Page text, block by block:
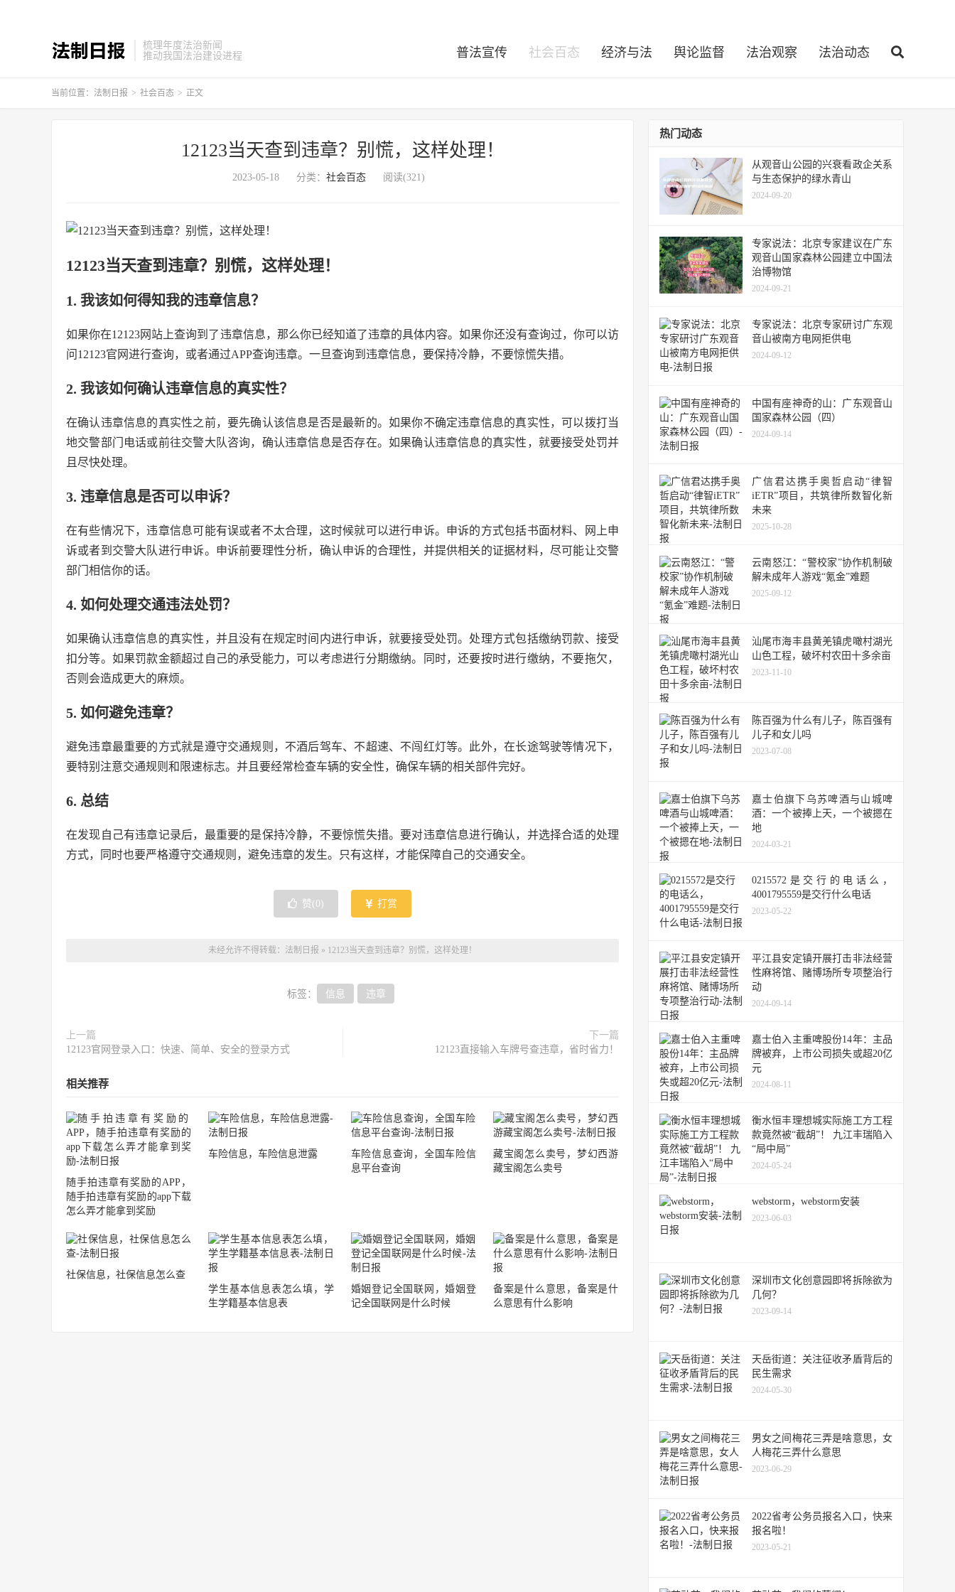
梳理年度法治新闻
推动我国法治建设进程
普法宣传 社会百态 经济与法 舆论监督 法治观察 法治动态
当前位置： 法制日报 > 社会百态 > 正文
12123当天查到违章？别慌，这样处理！
2023-05-18 分类： 社会百态 阅读(321)
12123当天查到违章？别慌，这样处理！
1. 我该如何得知我的违章信息？
如果你在12123网站上查询到了违章信息，那么你已经知道了违章的具体内容。如果你还没有查询过，你可以访
问12123官网进行查询，或者通过APP查询违章。一旦查询到违章信息，要保持冷静，不要惊慌失措。
2. 我该如何确认违章信息的真实性？
在确认违章信息的真实性之前，要先确认该信息是否是最新的。如果你不确定违章信息的真实性，可以拨打当
地交警部门电话或前往交警大队咨询，确认违章信息是否存在。如果确认违章信息的真实性，就要接受处罚并
且尽快处理。
3. 违章信息是否可以申诉？
在有些情况下，违章信息可能有误或者不太合理，这时候就可以进行申诉。申诉的方式包括书面材料、网上申
诉或者到交警大队进行申诉。申诉前要理性分析，确认申诉的合理性，并提供相关的证据材料，尽可能让交警
部门相信你的话。
4. 如何处理交通违法处罚？
如果确认违章信息的真实性，并且没有在规定时间内进行申诉，就要接受处罚。处理方式包括缴纳罚款、接受
扣分等。如果罚款金额超过自己的承受能力，可以考虑进行分期缴纳。同时，还要按时进行缴纳，不要拖欠，
否则会造成更大的麻烦。
5. 如何避免违章？
避免违章最重要的方式就是遵守交通规则，不酒后驾车、不超速、不闯红灯等。此外，在长途驾驶等情况下，
要特别注意交通规则和限速标志。并且要经常检查车辆的安全性，确保车辆的相关部件完好。
6. 总结
在发现自己有违章记录后，最重要的是保持冷静，不要惊慌失措。要对违章信息进行确认，并选择合适的处理
方式，同时也要严格遵守交通规则，避免违章的发生。只有这样，才能保障自己的交通安全。
赞( 0 ) 打赏
未经允许不得转载： 法制日报 » 12123当天查到违章？别慌，这样处理！
标签： 信息 违章
上一篇
12123官网登录入口：快速、简单、安全的登录方式
下一篇
12123直接输入车牌号查违章，省时省力！
相关推荐
随手拍违章有奖励的APP，
随手拍违章有奖励的app下载
怎么弄才能拿到奖励
车险信息，车险信息泄露
车险信息查询，全国车险信
息平台查询
藏宝阁怎么卖号，梦幻西游
藏宝阁怎么卖号
社保信息，社保信息怎么查
学生基本信息表怎么填，学
生学籍基本信息表
婚姻登记全国联网，婚姻登
记全国联网是什么时候
备案是什么意思，备案是什
么意思有什么影响
热门动态
从观音山公园的兴衰看政企关系
与生态保护的绿水青山
2024-09-20
专家说法：北京专家建议在广东
观音山国家森林公园建立中国法
治博物馆
2024-09-21
专家说法：北京专家研讨广东观
音山被南方电网拒供电
2024-09-12
中国有座神奇的山：广东观音山
国家森林公园（四）
2024-09-14
广信君达携手奥哲启动“律智
iETR”项目，共筑律所数智化新
未来
2025-10-28
云南怒江：“警校家”协作机制破
解未成年人游戏“氪金”难题
2025-09-12
汕尾市海丰县黄羌镇虎噉村湖光
山色工程，破坏村农田十多余亩
2023-11-10
陈百强为什么有儿子，陈百强有
儿子和女儿吗
2023-07-08
嘉士伯旗下乌苏啤酒与山城啤
酒：一个被捧上天，一个被摁在
地
2024-03-21
0215572是交行的电话么，
4001795559是交行什么电话
2023-05-22
平江县安定镇开展打击非法经营
性麻将馆、赌博场所专项整治行
动
2024-09-14
嘉士伯入主重啤股份14年：主品
牌被弃，上市公司损失或超20亿
元
2024-08-11
衡水恒丰理想城实际施工方工程
款竟然被“截胡”！ 九江丰瑞陷入
“局中局”
2024-05-24
webstorm，webstorm安装
2023-06-03
深圳市文化创意园即将拆除欲为
几何？
2023-09-14
天岳街道：关注征收矛盾背后的
民生需求
2024-05-30
男女之间梅花三弄是啥意思，女
人梅花三弄什么意思
2023-06-29
2022省考公务员报名入口，快来
报名啦！
2023-05-21